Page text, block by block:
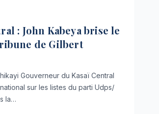
: John Kabeya brise le
de Gilbert
Gouverneur du Kasaï Central
sur les listes du parti Udps/
la…